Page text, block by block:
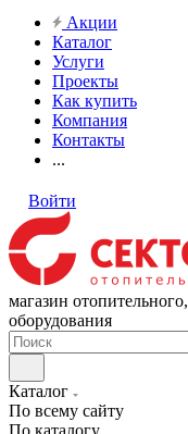
Акции
Каталог
Услуги
Проекты
Как купить
Компания
Контакты
...
Войти
магазин
оборудования
Каталог
По всему сайту
По каталогу